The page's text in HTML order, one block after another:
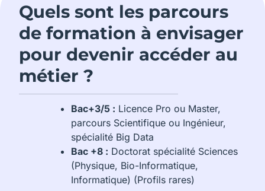
Quels sont les parcours
de formation à envisager
pour devenir accéder au
métier ?
Bac+3/5 : Licence Pro ou Master,
parcours Scientifique ou Ingénieur,
spécialité Big Data
Bac +8 : Doctorat spécialité Sciences
(Physique, Bio-Informatique,
Informatique) (Profils rares)